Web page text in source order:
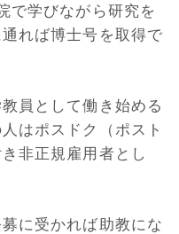
で学びながら研究を
れば博士号を取得で
員として働き始める
はポスドク（ポスト
非正規雇用者とし
に受かれば助教にな